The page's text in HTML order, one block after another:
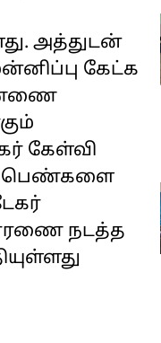
அத்துடன்
கேட்க
கேள்வி
பெண்களை
நடத்த